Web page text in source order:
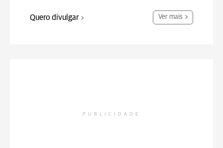
Quero divulgar Ver mais
PUBLICIDADE